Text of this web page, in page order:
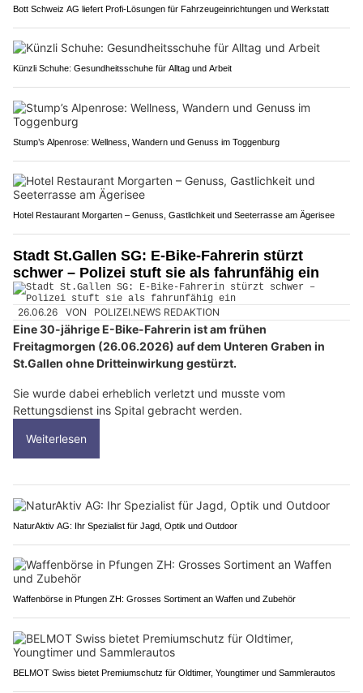
Bott Schweiz AG liefert Profi-Lösungen für Fahrzeugeinrichtungen und Werkstatt
Künzli Schuhe: Gesundheitsschuhe für Alltag und Arbeit
Stump’s Alpenrose: Wellness, Wandern und Genuss im Toggenburg
Hotel Restaurant Morgarten – Genuss, Gastlichkeit und Seeterrasse am Ägerisee
Stadt St.Gallen SG: E-Bike-Fahrerin stürzt
schwer – Polizei stuft sie als fahrunfähig ein
26.06.26 VON POLIZEI.NEWS REDAKTION
Eine 30-jährige E-Bike-Fahrerin ist am frühen
Freitagmorgen (26.06.2026) auf dem Unteren Graben in
St.Gallen ohne Dritteinwirkung gestürzt.
Sie wurde dabei erheblich verletzt und musste vom
Rettungsdienst ins Spital gebracht werden.
Weiterlesen
NaturAktiv AG: Ihr Spezialist für Jagd, Optik und Outdoor
Waffenbörse in Pfungen ZH: Grosses Sortiment an Waffen und Zubehör
BELMOT Swiss bietet Premiumschutz für Oldtimer, Youngtimer und Sammlerautos